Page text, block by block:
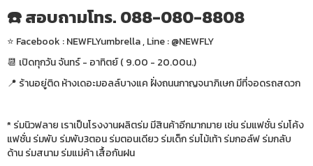
☎️ สอบถามโทร. 088-080-8808
⭐️ Facebook : NEWFLYumbrella , Line : @NEWFLY
📆 เปิดทุกวัน จันทร์ - อาทิตย์ ( 9.00 - 20.00น.)
📍 ร้านอยู่ติด ห้างเดอะมอลล์บางแค ฝั่งถนนกาญจนาภิเษก มีที่จอดรถสดวก
* ร่มนิวฟลาย เราเป็นโรงงานผลิตร่ม มีสินค้าอีกมากมาย เช่น ร่มแฟชั่น ร่มโค้ง
แฟชั่น ร่มพับ ร่มพับ3ตอน ร่มตอนเดียว ร่มเด็ก ร่มไม้เท้า ร่มกอล์ฟ ร่มกลับ
ด้าน ร่มสนาม ร่มแม่ค้า เสื้อกันฝน